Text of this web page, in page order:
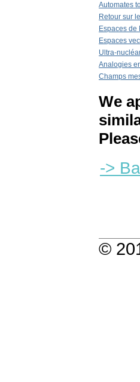
Automates
Retour sur
Espaces de
Espaces
Ultra-
Analogies
Champs
We
->
©